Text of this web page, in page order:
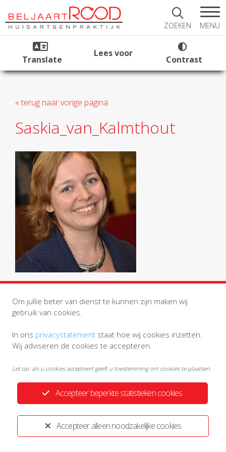
ZOEKEN MENU
Translate
Lees voor
Contrast
« terug naar vorige pagina
Saskia_van_Kalmthout
Privacystatement Disclaimer
Ontwikkeld door:Yardzorgsites.nl
Accepteer alleen noodzakelijke cookies
Accepteer beperkte statistieken cookies
Om jullie beter van dienst te kunnen zijn maken wij
gebruik van cookies.
In ons privacystatement staat hoe wij cookies inzetten.
Wij adviseren de cookies te accepteren.
Let op: als u cookies accepteert geeft u toestemming om cookies te plaatsen.